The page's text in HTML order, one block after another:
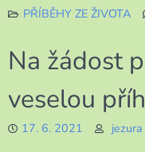
PŘÍBĚHY ZE ŽIVOTA
Na žádost
veselou
17. 6. 2021 jezura